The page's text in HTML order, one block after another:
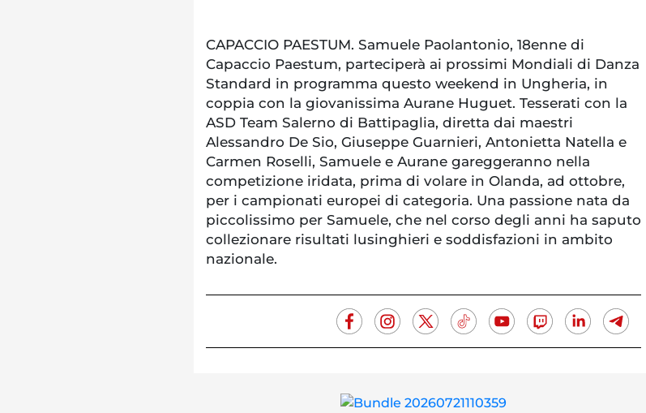
CAPACCIO PAESTUM. Samuele Paolantonio, 18enne di
Capaccio Paestum, parteciperà ai prossimi Mondiali di Danza
Standard in programma questo weekend in Ungheria, in
coppia con la giovanissima Aurane Huguet. Tesserati con la
ASD Team Salerno di Battipaglia, diretta dai maestri
Alessandro De Sio, Giuseppe Guarnieri, Antonietta Natella e
Carmen Roselli, Samuele e Aurane gareggeranno nella
competizione iridata, prima di volare in Olanda, ad ottobre,
per i campionati europei di categoria. Una passione nata da
piccolissimo per Samuele, che nel corso degli anni ha saputo
collezionare risultati lusinghieri e soddisfazioni in ambito
nazionale.